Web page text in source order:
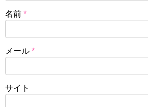
名前 *
メール *
サイト